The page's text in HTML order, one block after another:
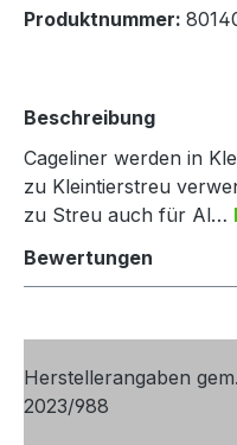
Produktnummer:
Beschreibung
Cageliner werden in
zu Kleintierstreu
zu Streu auch für Al…
Bewertungen
Herstellerangaben
2023/988